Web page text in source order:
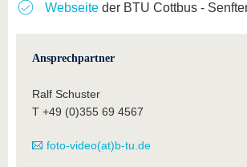
Webseite der BTU Cottbus -
Ansprechpartner
Ralf Schuster
T +49 (0)355 69 4567
foto-video(at)b-tu.de